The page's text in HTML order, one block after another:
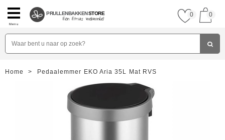
Menu
PRULLENBAKKENSTORE 0 0
Home > Pedaalemmer EKO Aria 35L Mat RVS